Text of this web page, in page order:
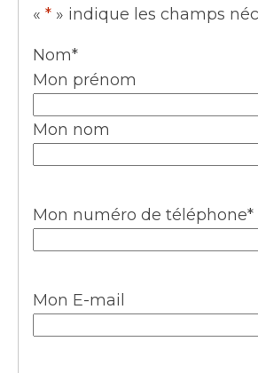
« * » indique les champs
Nom*
Mon prénom
Mon nom
Mon numéro de téléphone*
Mon E-mail